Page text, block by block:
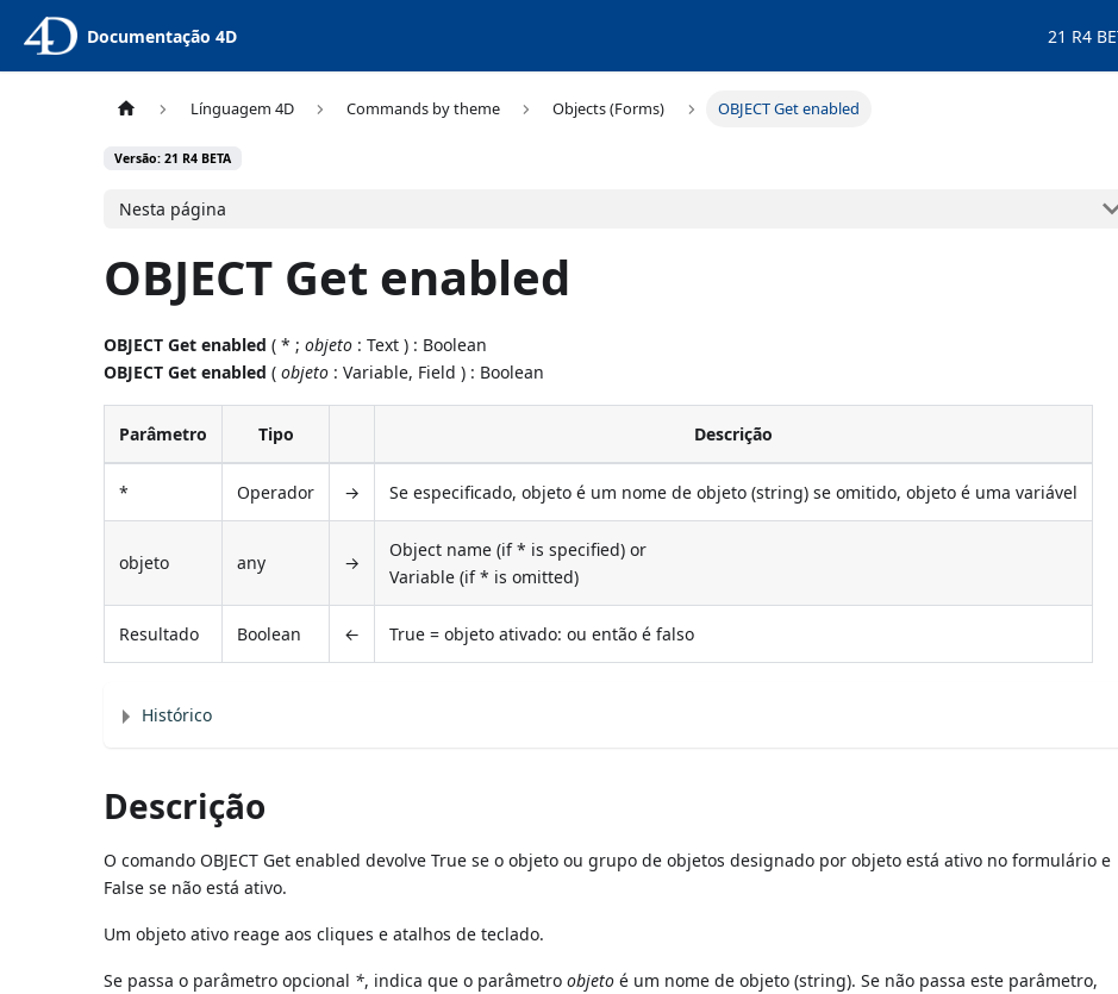
Documentação 4D 21 R4
Línguagem 4D Commands by theme Objects (Forms) OBJECT Get enabled
Versão: 21 R4 BETA
Nesta página
OBJECT Get enabled
OBJECT Get enabled ( * ;objeto : Text ) : Boolean
OBJECT Get enabled (objeto : Variable, Field ) : Boolean
Parâmetro Tipo Descrição
* Operador → Se especificado, objeto é um nome de objeto (string) se omitido, objeto é uma variável
objeto any →
Object name (if * is specified) or
Variable (if * is omitted)
Resultado Boolean ← True = objeto ativado: ou então é falso
Histórico
Descrição
O comando OBJECT Get enabled devolve True se o objeto ou grupo de objetos designado por objeto está ativo no formulário e
False se não está ativo.
Um objeto ativo reage aos cliques e atalhos de teclado.
Se passa o parâmetro opcional *, indica que o parâmetroobjeto é um nome de objeto (string). Se não passa este parâmetro,